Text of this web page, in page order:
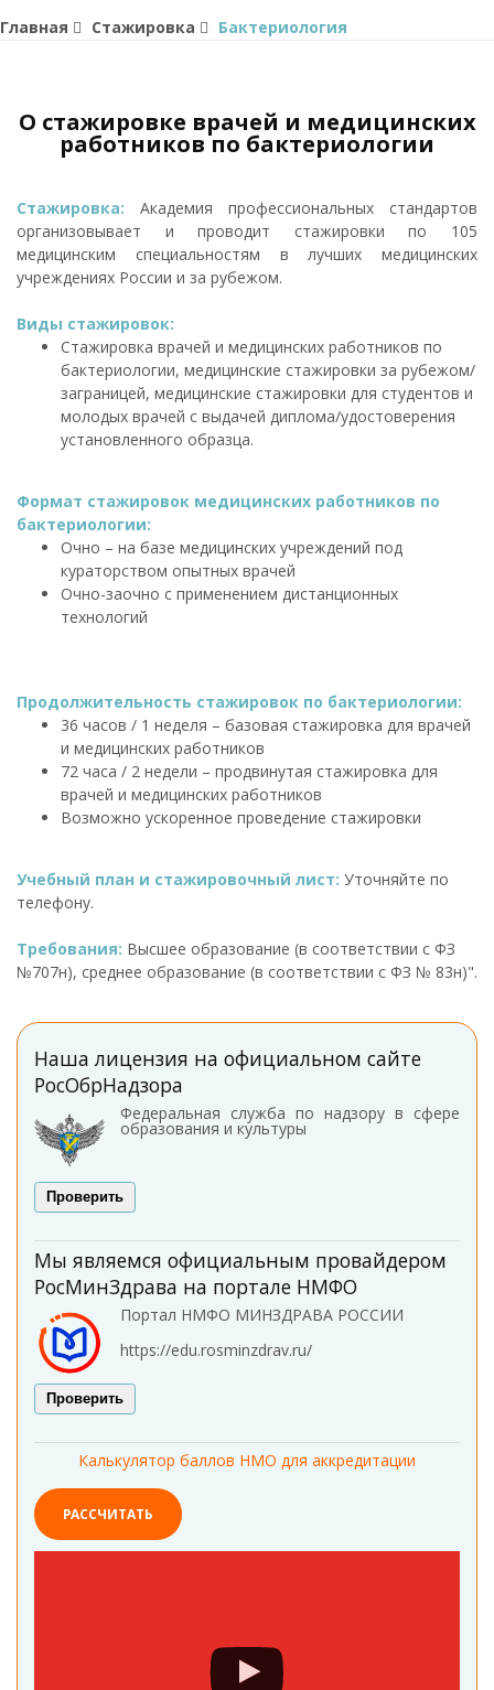
Главная Стажировка Бактериология
О стажировке врачей и медицинских
работников по бактериологии
Стажировка: Академия профессиональных стандартов
организовывает и проводит стажировки по 105
медицинским специальностям в лучших медицинских
учреждениях России и за рубежом.
Виды стажировок:
Стажировка врачей и медицинских работников по
бактериологии, медицинские стажировки за рубежом/
заграницей, медицинские стажировки для студентов и
молодых врачей с выдачей диплома/удостоверения
установленного образца.
Формат стажировок медицинских работников по
бактериологии:
Очно – на базе медицинских учреждений под
кураторством опытных врачей
Очно-заочно с применением дистанционных
технологий
Продолжительность стажировок по бактериологии:
36 часов / 1 неделя – базовая стажировка для врачей
и медицинских работников
72 часа / 2 недели – продвинутая стажировка для
врачей и медицинских работников
Возможно ускоренное проведение стажировки
Учебный план и стажировочный лист: Уточняйте по
телефону.
Требования: Высшее образование (в соответствии с ФЗ
№707н), среднее образование (в соответствии с ФЗ № 83н)".
Наша лицензия на официальном сайте
РосОбрНадзора
Федеральная служба по надзору в сфере
образования и культуры
Проверить
Мы являемся официальным провайдером
РосМинЗдрава на портале НМФО
Портал НМФО МИНЗДРАВА РОССИИ
https://edu.rosminzdrav.ru/
Проверить
Калькулятор баллов НМО для аккредитации
РАССЧИТАТЬ